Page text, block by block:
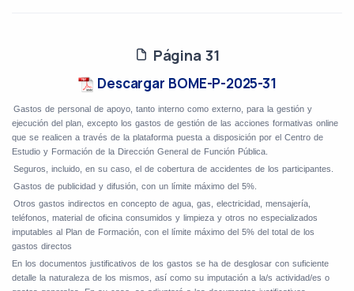
Página 31
Descargar BOME-P-2025-31
Gastos de personal de apoyo, tanto interno como externo, para la gestión y
ejecución del plan, excepto los gastos de gestión de las acciones formativas online
que se realicen a través de la plataforma puesta a disposición por el Centro de
Estudio y Formación de la Dirección General de Función Pública.
Seguros, incluido, en su caso, el de cobertura de accidentes de los participantes.
Gastos de publicidad y difusión, con un límite máximo del 5%.
Otros gastos indirectos en concepto de agua, gas, electricidad, mensajería,
teléfonos, material de oficina consumidos y limpieza y otros no especializados
imputables al Plan de Formación, con el límite máximo del 5% del total de los
gastos directos
En los documentos justificativos de los gastos se ha de desglosar con suficiente
detalle la naturaleza de los mismos, así como su imputación a la/s actividad/es o